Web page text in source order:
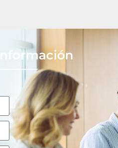
Información